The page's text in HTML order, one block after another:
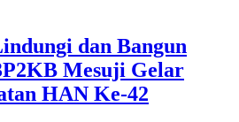
dan Bangun
Mesuji Gelar
HAN Ke-42